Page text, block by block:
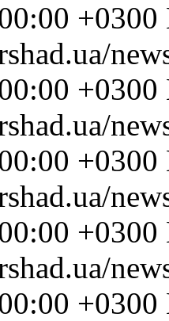
+0300
+0300
+0300
+0300
+0300